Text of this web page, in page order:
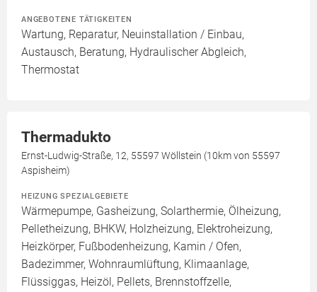
ANGEBOTENE TÄTIGKEITEN
Wartung, Reparatur, Neuinstallation / Einbau,
Austausch, Beratung, Hydraulischer Abgleich,
Thermostat
Thermadukto
Ernst-Ludwig-Straße, 12, 55597 Wöllstein (10km von 55597
Aspisheim)
HEIZUNG SPEZIALGEBIETE
Wärmepumpe, Gasheizung, Solarthermie, Ölheizung,
Pelletheizung, BHKW, Holzheizung, Elektroheizung,
Heizkörper, Fußbodenheizung, Kamin / Ofen,
Badezimmer, Wohnraumlüftung, Klimaanlage,
Flüssiggas, Heizöl, Pellets, Brennstoffzelle,